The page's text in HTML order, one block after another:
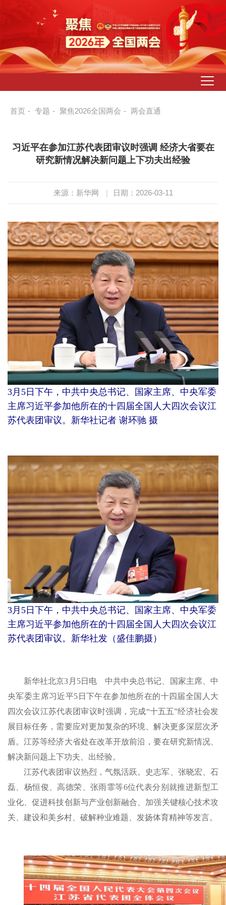
首页 - 专题 - 聚焦2026全国两会 - 两会直通
习近平在参加江苏代表团审议时强调 经济大省要在
研究新情况解决新问题上下功夫出经验
来源：新华网 | 日期：2026-03-11
3月5日下午，中共中央总书记、国家主席、中央军委
主席习近平参加他所在的十四届全国人大四次会议江
苏代表团审议。新华社记者 谢环驰 摄
3月5日下午，中共中央总书记、国家主席、中央军委
主席习近平参加他所在的十四届全国人大四次会议江
苏代表团审议。新华社发（盛佳鹏摄）
新华社北京3月5日电 中共中央总书记、国家主席、中
央军委主席习近平5日下午在参加他所在的十四届全国人大
四次会议江苏代表团审议时强调，完成“十五五”经济社会发
展目标任务，需要应对更加复杂的环境、解决更多深层次矛
盾。江苏等经济大省处在改革开放前沿，要在研究新情况、
解决新问题上下功夫、出经验。
江苏代表团审议热烈，气氛活跃。史志军、张晓宏、石
磊、杨恒俊、高德荣、张雨霏等6位代表分别就推进新型工
业化、促进科技创新与产业创新融合、加强关键核心技术攻
关、建设和美乡村、破解种业难题、发扬体育精神等发言。